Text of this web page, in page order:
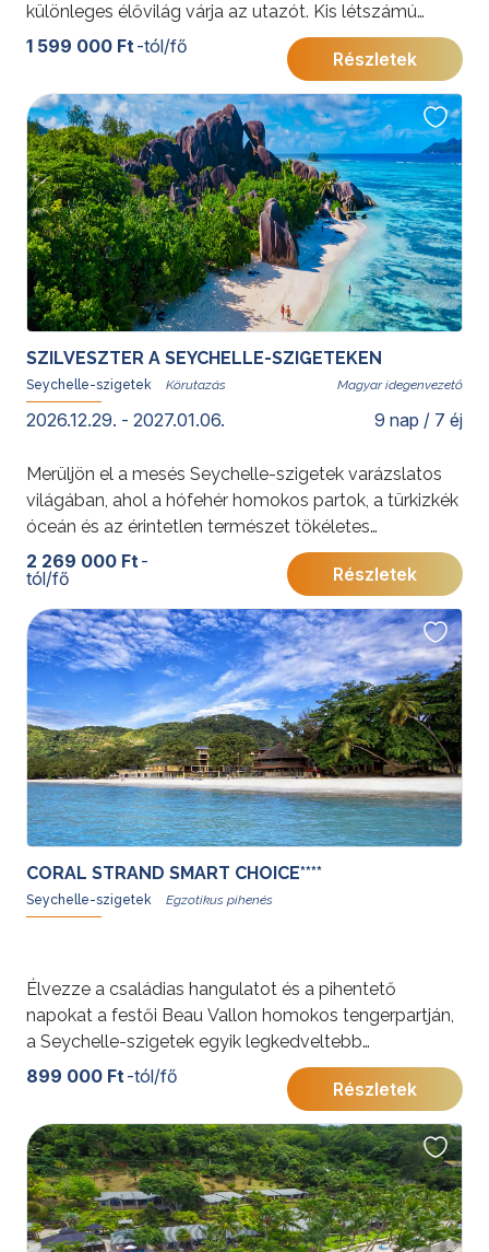
különleges élővilág várja az utazót. Kis létszámú
körutazásunk során felfedezheti e varázslatos
szigetek természeti kincseit, miközben a világ
legszebb partjain pihenhet..
További érdekességekért Seychelle-szigetekről
kattintson ide.
1 599 000 Ft-tól/fő
Részletek
SZILVESZTER A SEYCHELLE-SZIGETEKEN
Seychelle-szigetek Magyar idegenvezető
2026.12.29. - 2027.01.06. 9 nap / 7 éj
Merüljön el a mesés Seychelle-szigetek varázslatos
világában, ahol a hófehér homokos partok, a türkizkék
óceán és az érintetlen természet tökéletes
harmóniában találkozik. Az utazás során Praslin és
Mahé szigetein pihenhet, miközben egzotikus
kirándulások és különleges élmények teszik teljessé a
kikapcsolódást. Töltse a szilvesztert egy igazán
különleges helyszínen, és indítsa az új évet a trópusok
nyugalmában és szépségében.
További érdekességekért Seychelle-szigetekről
kattintson ide.
2 269 000 Ft-
tól/fő
Részletek
CORAL STRAND SMART CHOICE****
Seychelle-szigetek
Élvezze a családias hangulatot és a pihentető
napokat a festői Beau Vallon homokos tengerpartján,
a Seychelle-szigetek egyik legkedveltebb
négycsillagos szállodájában!
899 000 Ft-tól/fő
Részletek